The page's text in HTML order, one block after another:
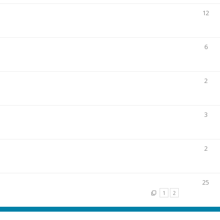
12
6
2
3
2
1 2
25